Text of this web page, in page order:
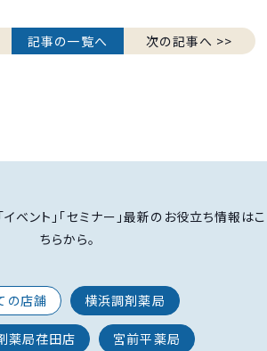
記事の一覧へ 次の記事へ >>
ベント」「セミナー」最新のお役立ち情報はこ
ちらから。
の店舗 横浜調剤薬局
薬局荏田店 宮前平薬局